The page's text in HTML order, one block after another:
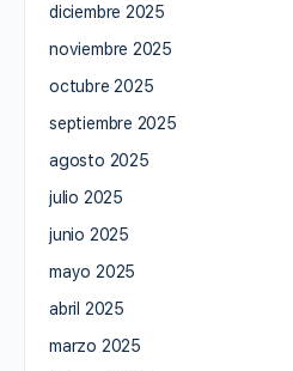
diciembre 2025
noviembre 2025
octubre 2025
septiembre 2025
agosto 2025
julio 2025
junio 2025
mayo 2025
abril 2025
marzo 2025